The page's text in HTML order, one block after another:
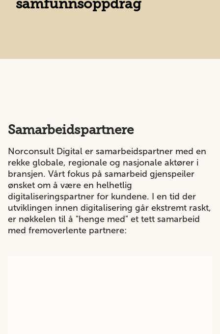
samfunnsoppdrag
Samarbeidspartnere
Norconsult Digital er samarbeidspartner med en
rekke globale, regionale og nasjonale aktører i
bransjen. Vårt fokus på samarbeid gjenspeiler
ønsket om å være en helhetlig
digitaliseringspartner for kundene. I en tid der
utviklingen innen digitalisering går ekstremt raskt,
er nøkkelen til å "henge med" et tett samarbeid
med fremoverlente partnere: